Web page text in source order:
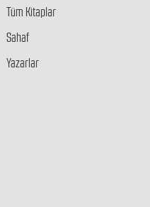
Tüm Kitaplar
Sahaf
Yazarlar